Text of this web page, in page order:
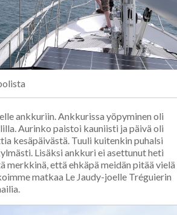
ankkuriin. Ankkurissa yöpyminen oli
Aurinko paistoi kauniisti ja päivä oli
kesäpäivästä. Tuuli kuitenkin puhalsi
Lisäksi ankkuri ei asettunut heti
merkkinä, että ehkäpä meidän pitää vielä
matkaa Le Jaudy-joelle Tréguierin